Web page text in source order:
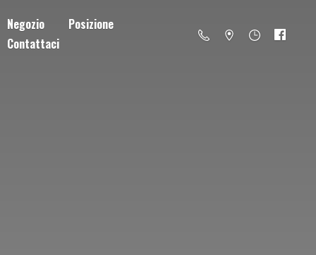
Negozio
Posizione
Contattaci